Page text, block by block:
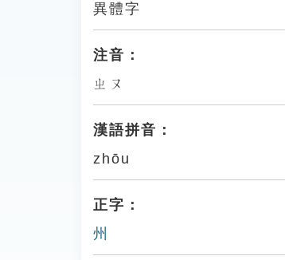
異體字
注音：
ㄓㄡ
漢語拼音：
zhōu
正字：
州